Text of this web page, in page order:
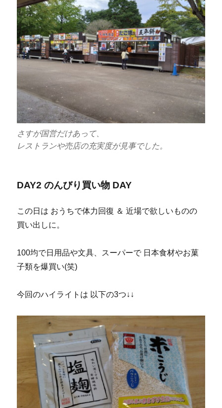
さすが国営だけあって、
レストランや売店の充実度が見事でした。
DAY2 のんびり買い物 DAY
この日は おうちで体力回復 ＆ 近場で欲しいものの
買い出しに。
100均で日用品や文具、スーパーで 日本食材やお菓
子類を爆買い(笑)
今回のハイライトは 以下の3つ↓↓